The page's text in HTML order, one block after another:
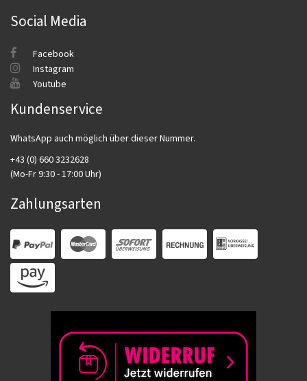
Social Media
Facebook
Instagram
Youtube
Kundenservice
WhatsApp auch möglich über dieser Nummer.
+43 (0) 660 3232628
(Mo-Fr 9:30 - 17:00 Uhr)
Zahlungsarten